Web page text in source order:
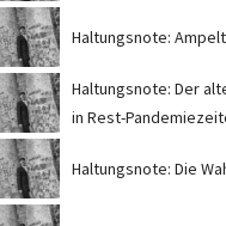
Haltungsnote:
Haltungsnote: Der
in Rest-
Haltungsnote: Die